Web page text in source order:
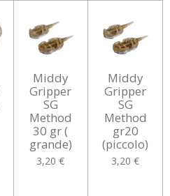
Middy
Gripper
SG
Method
30 gr (
grande)
3,20 €
Middy
Gripper
SG
Method
gr20
(piccolo)
3,20 €